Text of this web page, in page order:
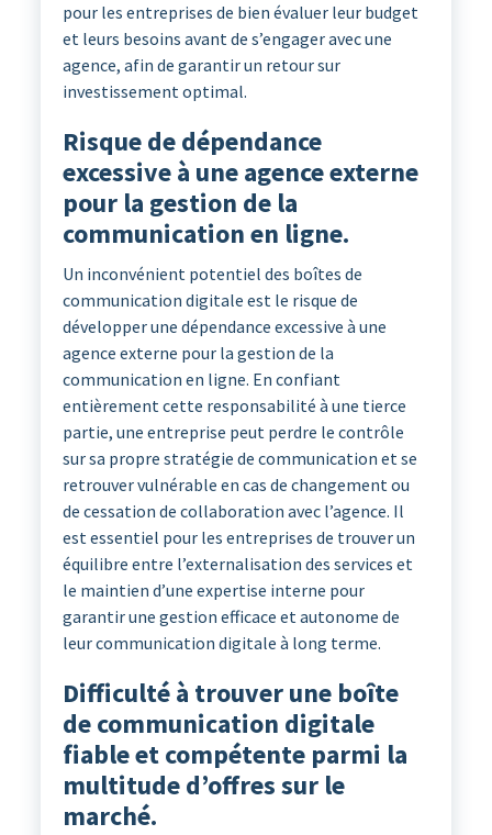
pour les entreprises de bien évaluer leur budget
et leurs besoins avant de s’engager avec une
agence, afin de garantir un retour sur
investissement optimal.
Risque de dépendance
excessive à une agence externe
pour la gestion de la
communication en ligne.
Un inconvénient potentiel des boîtes de
communication digitale est le risque de
développer une dépendance excessive à une
agence externe pour la gestion de la
communication en ligne. En confiant
entièrement cette responsabilité à une tierce
partie, une entreprise peut perdre le contrôle
sur sa propre stratégie de communication et se
retrouver vulnérable en cas de changement ou
de cessation de collaboration avec l’agence. Il
est essentiel pour les entreprises de trouver un
équilibre entre l’externalisation des services et
le maintien d’une expertise interne pour
garantir une gestion efficace et autonome de
leur communication digitale à long terme.
Difficulté à trouver une boîte
de communication digitale
fiable et compétente parmi la
multitude d’offres sur le
marché.